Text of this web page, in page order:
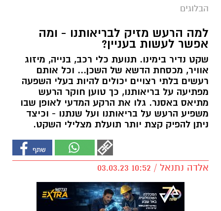
הבלוגים
למה הרעש מזיק לבריאותנו - ומה
אפשר לעשות בעניין?
שקט נדיר בימינו. תנועת כלי רכב, בנייה, מיזוג
אוויר, מכסחת הדשא של השכן... וכל אותם
רעשים בלתי רצויים יכולים להיות בעלי השפעה
מפתיעה על בריאותנו, כך טוען חוקר הרעש
מתיאס באסנר. גלו את הרקע המדעי לאופן שבו
משפיע הרעש על בריאותנו ועל שנתנו - וכיצד
ניתן להפיק קצת יותר תועלת מצלילי השקט.
אלדה נתנאל / 10:52 03.03.23